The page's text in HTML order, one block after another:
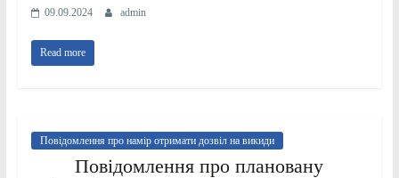
09.09.2024 admin
Read more
Повідомлення про намір отримати дозвіл на викиди
Повідомлення про плановану